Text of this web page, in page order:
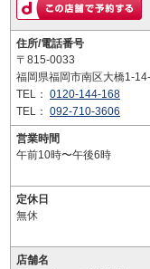
住所/電話番号
〒815-0033
福岡県福岡市南区大橋1-
TEL： 0120-144-168
TEL： 092-710-3606
営業時間
午前10時〜午後6時
定休日
無休
店舗名